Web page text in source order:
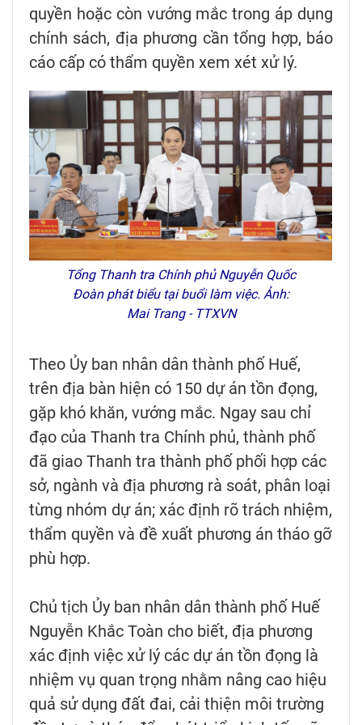
quyền hoặc còn vướng mắc trong áp dụng
chính sách, địa phương cần tổng hợp, báo
cáo cấp có thẩm quyền xem xét xử lý.
Tổng Thanh tra Chính phủ Nguyễn Quốc
Đoàn phát biểu tại buổi làm việc. Ảnh:
Mai Trang - TTXVN
Theo Ủy ban nhân dân thành phố Huế,
trên địa bàn hiện có 150 dự án tồn đọng,
gặp khó khăn, vướng mắc. Ngay sau chỉ
đạo của Thanh tra Chính phủ, thành phố
đã giao Thanh tra thành phố phối hợp các
sở, ngành và địa phương rà soát, phân loại
từng nhóm dự án; xác định rõ trách nhiệm,
thẩm quyền và đề xuất phương án tháo gỡ
phù hợp.
Chủ tịch Ủy ban nhân dân thành phố Huế
Nguyễn Khắc Toàn cho biết, địa phương
xác định việc xử lý các dự án tồn đọng là
nhiệm vụ quan trọng nhằm nâng cao hiệu
quả sử dụng đất đai, cải thiện môi trường